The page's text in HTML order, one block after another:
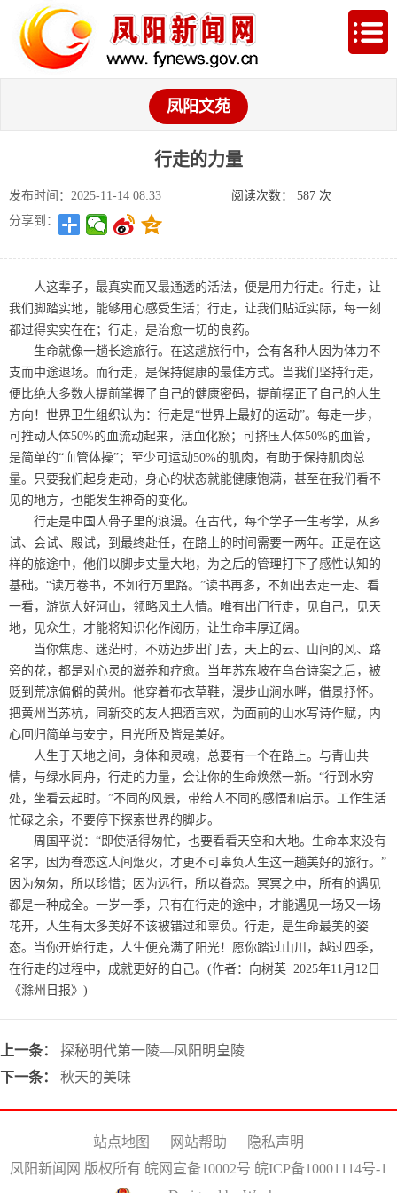
凤阳文苑
行走的力量
发布时间：2025-11-14 08:33 阅读次数： 587 次
分享到：
人这辈子，最真实而又最通透的活法，便是用力行走。行走，让
我们脚踏实地，能够用心感受生活；行走，让我们贴近实际，每一刻
都过得实实在在；行走，是治愈一切的良药。
生命就像一趟长途旅行。在这趟旅行中，会有各种人因为体力不
支而中途退场。而行走，是保持健康的最佳方式。当我们坚持行走，
便比绝大多数人提前掌握了自己的健康密码，提前摆正了自己的人生
方向！世界卫生组织认为：行走是“世界上最好的运动”。每走一步，
可推动人体50%的血流动起来，活血化瘀；可挤压人体50%的血管，
是简单的“血管体操”；至少可运动50%的肌肉，有助于保持肌肉总
量。只要我们起身走动，身心的状态就能健康饱满，甚至在我们看不
见的地方，也能发生神奇的变化。
行走是中国人骨子里的浪漫。在古代，每个学子一生考学，从乡
试、会试、殿试，到最终赴任，在路上的时间需要一两年。正是在这
样的旅途中，他们以脚步丈量大地，为之后的管理打下了感性认知的
基础。“读万卷书，不如行万里路。”读书再多，不如出去走一走、看
一看，游览大好河山，领略风土人情。唯有出门行走，见自己，见天
地，见众生，才能将知识化作阅历，让生命丰厚辽阔。
当你焦虑、迷茫时，不妨迈步出门去，天上的云、山间的风、路
旁的花，都是对心灵的滋养和疗愈。当年苏东坡在乌台诗案之后，被
贬到荒凉偏僻的黄州。他穿着布衣草鞋，漫步山涧水畔，借景抒怀。
把黄州当苏杭，同新交的友人把酒言欢，为面前的山水写诗作赋，内
心回归简单与安宁，目光所及皆是美好。
人生于天地之间，身体和灵魂，总要有一个在路上。与青山共
情，与绿水同舟，行走的力量，会让你的生命焕然一新。“行到水穷
处，坐看云起时。”不同的风景，带给人不同的感悟和启示。工作生活
忙碌之余，不要停下探索世界的脚步。
周国平说：“即使活得匆忙，也要看看天空和大地。生命本来没有
名字，因为眷恋这人间烟火，才更不可辜负人生这一趟美好的旅行。”
因为匆匆，所以珍惜；因为远行，所以眷恋。冥冥之中，所有的遇见
都是一种成全。一岁一季，只有在行走的途中，才能遇见一场又一场
花开，人生有太多美好不该被错过和辜负。行走，是生命最美的姿
态。当你开始行走，人生便充满了阳光！愿你踏过山川，越过四季，
在行走的过程中，成就更好的自己。 (作者：向树英 2025年11月12日
《滁州日报》)
上一条：
探秘明代第一陵—凤阳明皇陵
下一条：
秋天的美味
站点地图 | 网站帮助 |
隐私声明
凤阳新闻网 版权所有 皖网宣备10002号 皖ICP备10001114号-1